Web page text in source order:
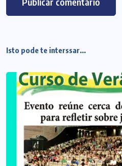
Isto pode te interssar...